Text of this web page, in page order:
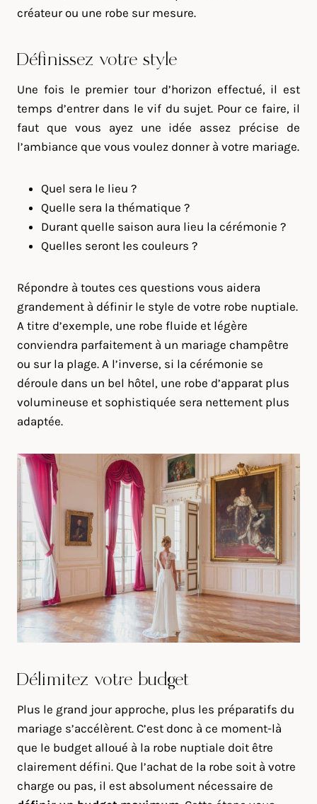
créateur ou une robe sur mesure.
Définissez votre style
Une fois le premier tour d’horizon effectué, il est
temps d’entrer dans le vif du sujet. Pour ce faire, il
faut que vous ayez une idée assez précise de
l’ambiance que vous voulez donner à votre mariage.
Quel sera le lieu ?
Quelle sera la thématique ?
Durant quelle saison aura lieu la cérémonie ?
Quelles seront les couleurs ?
Répondre à toutes ces questions vous aidera
grandement à définir le style de votre robe nuptiale.
A titre d’exemple, une robe fluide et légère
conviendra parfaitement à un mariage champêtre
ou sur la plage. A l’inverse, si la cérémonie se
déroule dans un bel hôtel, une robe d’apparat plus
volumineuse et sophistiquée sera nettement plus
adaptée.
Délimitez votre budget
Plus le grand jour approche, plus les préparatifs du
mariage s’accélèrent. C’est donc à ce moment-là
que le budget alloué à la robe nuptiale doit être
clairement défini. Que l’achat de la robe soit à votre
charge ou pas, il est absolument nécessaire de